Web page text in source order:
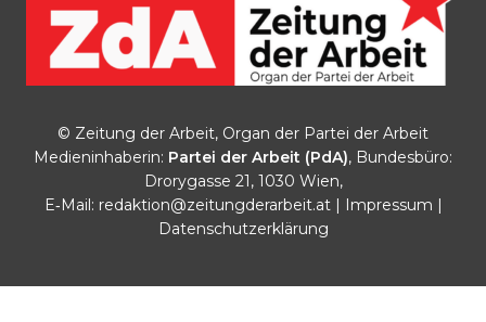
© Zeitung der Arbeit, Organ der Partei der Arbeit
Medieninhaberin: Partei der Arbeit (PdA), Bundesbüro:
Drorygasse 21, 1030 Wien,
E‑Mail: redaktion@zeitungderarbeit.at| Impressum |
Datenschutzerklärung